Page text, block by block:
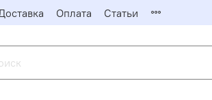
Оплата Статьи